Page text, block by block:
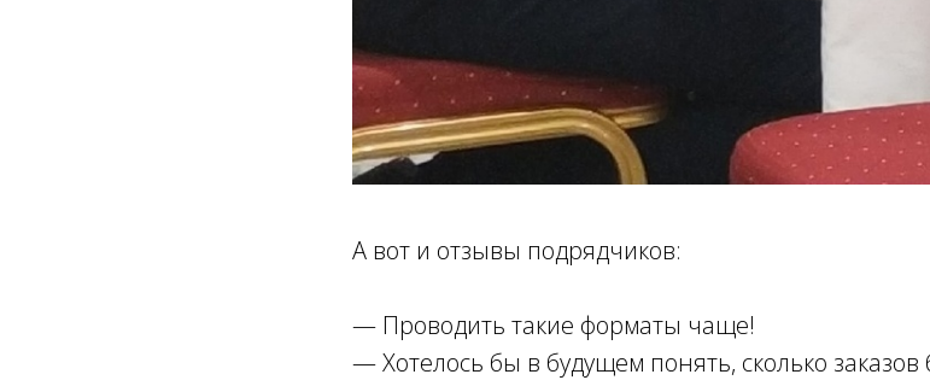
А вот и отзывы подрядчиков:
— Проводить такие форматы чаще!
— Хотелось бы в будущем понять, сколько заказов